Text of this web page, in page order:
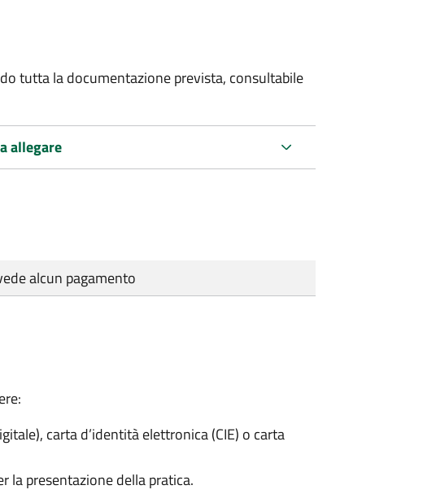
tutta la documentazione prevista, consultabile
allegare
alcun pagamento
carta d’identità elettronica (CIE) o carta
la presentazione della pratica.